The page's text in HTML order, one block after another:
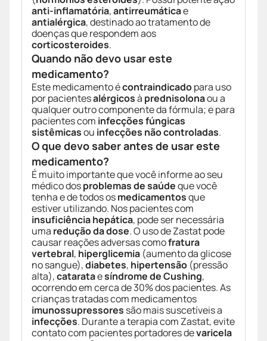
anti-inflamatória,antirreumáticae
antialérgica, destinado ao tratamento de
doenças que respondem aos
corticosteroides.
Quando não devo usar este
medicamento?
Este medicamento écontraindicadopara uso
por pacientesalérgicosà prednisolonaou a
qualquer outro componente da fórmula; e para
pacientes com infecções fúngicas
sistêmicasou infecções não controladas.
O que devo saber antes de usar este
medicamento?
É muito importante que você informe ao seu
médico dosproblemas de saúdeque você
tenha e de todos osmedicamentosque
estiver utilizando. Nos pacientes com
insuficiência hepática, pode ser necessária
uma redução da dose. O uso de Zastat pode
causar reações adversas comofratura
vertebral, hiperglicemia (aumento da glicose
no sangue),diabetes, hipertensão (pressão
alta),catarataesíndrome de Cushing,
ocorrendo em cerca de 30% dos pacientes. As
crianças tratadas com medicamentos
imunossupressores são mais suscetíveis a
infecções. Durante a terapia com Zastat, evite
contato com pacientes portadores devaricela